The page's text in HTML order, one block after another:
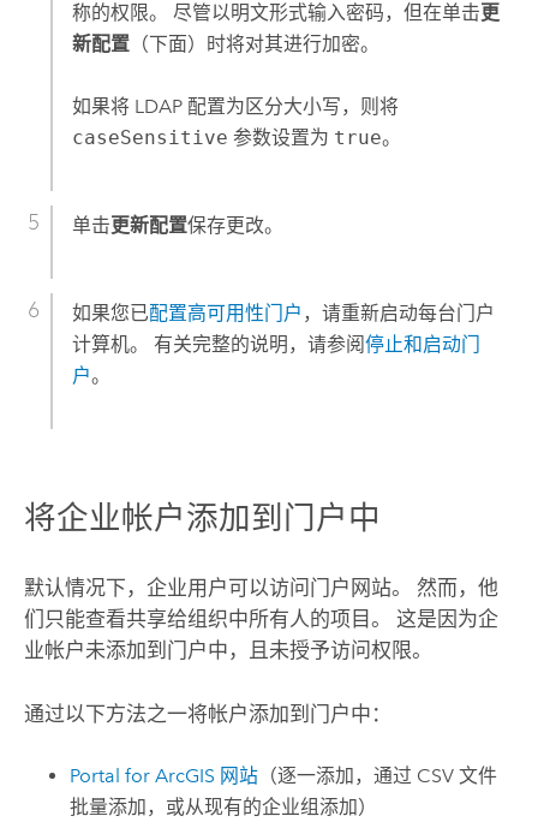
称的权限。 尽管以明文形式输入密码，但在单击更
新配置（下面）时将对其进行加密。
如果将 LDAP 配置为区分大小写，则将
caseSensitive 参数设置为 true。
单击更新配置保存更改。
如果您已配置高可用性门户 ，请重新启动每台门户
计算机。 有关完整的说明，请参阅停止和启动门
户。
将企业帐户添加到门户中
默认情况下，企业用户可以访问门户网站。 然而，他
们只能查看共享给组织中所有人的项目。 这是因为企
业帐户未添加到门户中，且未授予访问权限。
通过以下方法之一将帐户添加到门户中：
Portal for ArcGIS 网站 （逐一添加，通过 CSV 文件
批量添加，或从现有的企业组添加）